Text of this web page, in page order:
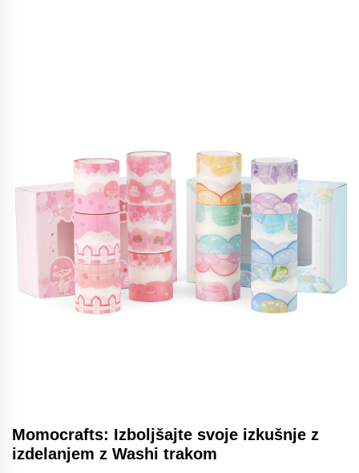
Momocrafts: Izboljšajte svoje izkušnje z
izdelanjem z Washi trakom